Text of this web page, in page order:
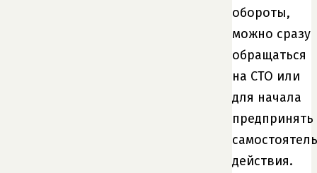
обороты,
можно сразу
обращаться
на СТО или
для начала
предпринять
действия.